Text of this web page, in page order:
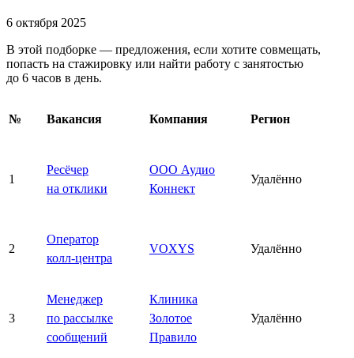
6 октября 2025
В этой подборке — предложения, если хотите совмещать,
попасть на стажировку или найти работу с занятостью
до 6 часов в день.
№ Вакансия Компания Регион
1
Ресёчер
на отклики
ООО Аудио
Коннект
Удалённо
2
Оператор
колл-центра
VOXYS Удалённо
3
Менеджер
по рассылке
сообщений
Клиника
Золотое
Правило
Удалённо